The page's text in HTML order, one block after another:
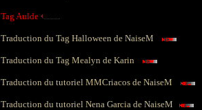
Tag Aulde
Traduction du Tag Halloween de NaiseM
Traduction du Tag Mealyn de Karin
Traduction du tutoriel MMCriacos de NaiseM
Traduction du tutoriel Nena Garcia de NaiseM